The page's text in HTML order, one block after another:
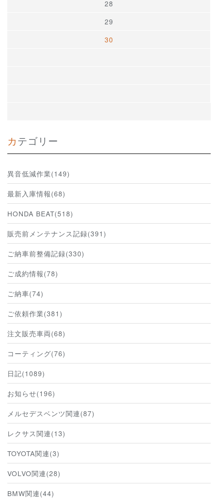
28
29
30
カテゴリー
異音低減作業(149)
最新入庫情報(68)
HONDA BEAT(518)
販売前メンテナンス記録(391)
ご納車前整備記録(330)
ご成約情報(78)
ご納車(74)
ご依頼作業(381)
注文販売車両(68)
コーティング(76)
日記(1089)
お知らせ(196)
メルセデスベンツ関連(87)
レクサス関連(13)
TOYOTA関連(3)
VOLVO関連(28)
BMW関連(44)